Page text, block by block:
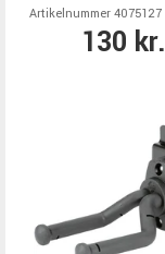
Artikelnummer 4075127
130 kr.